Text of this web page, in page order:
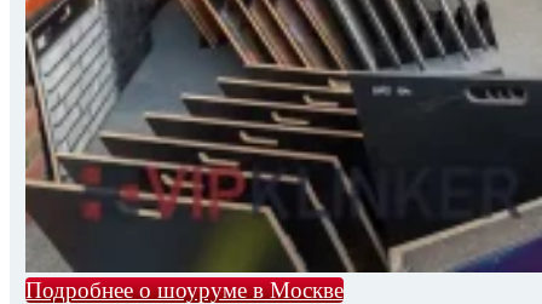
Подробнее о шоуруме в Москве